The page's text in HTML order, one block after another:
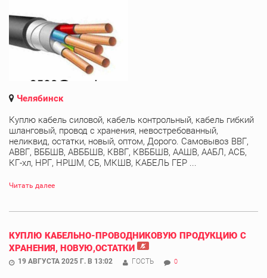
Челябинск
Куплю кабель силовой, кабель контрольный, кабель гибкий
шланговый, провод с хранения, невостребованный,
неликвид, остатки, новый, оптом, Дорого. Самовывоз ВВГ,
АВВГ, ВББШВ, АВББШВ, КВВГ, КВББШВ, ААШВ, ААБЛ, АСБ,
КГ-хл, НРГ, НРШМ, СБ, МКШВ, КАБЕЛЬ ГЕР ...
Читать далее
КУПЛЮ КАБЕЛЬНО-ПРОВОДНИКОВУЮ ПРОДУКЦИЮ С
ХРАНЕНИЯ, НОВУЮ,ОСТАТКИ
19 АВГУСТА 2025 Г. В 13:02 ГОСТЬ 0